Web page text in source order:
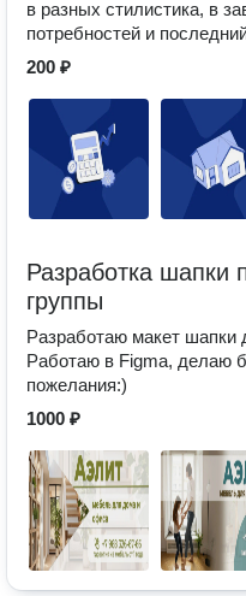
в разных стилистика, в
потребностей и
200 ₽
Разработка
группы
Разработаю макет шапки
Работаю в Figma, делаю
пожелания:)
1000 ₽